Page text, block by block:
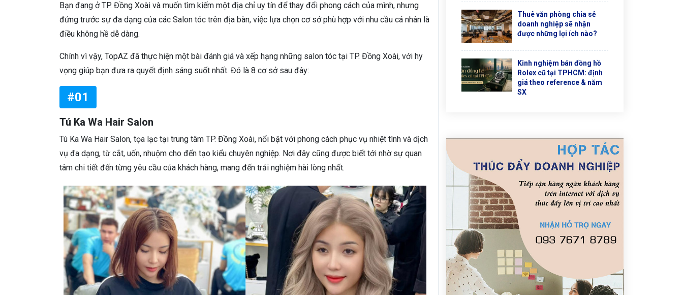
Bạn đang ở TP. Đồng Xoài và muốn tìm kiếm một địa chỉ uy tín để thay đổi phong cách của mình, nhưng
đứng trước sự đa dạng của các Salon tóc trên địa bàn, việc lựa chọn cơ sở phù hợp với nhu cầu cá nhân là
điều không hề dễ dàng.
Chính vì vậy, TopAZ đã thực hiện một bài đánh giá và xếp hạng những salon tóc tại TP. Đồng Xoài, với hy
vọng giúp bạn đưa ra quyết định sáng suốt nhất. Đó là 8 cơ sở sau đây:
#01
Tú Ka Wa Hair Salon
Tú Ka Wa Hair Salon, tọa lạc tại trung tâm TP. Đồng Xoài, nổi bật với phong cách phục vụ nhiệt tình và dịch
vụ đa dạng, từ cắt, uốn, nhuộm cho đến tạo kiểu chuyên nghiệp. Nơi đây cũng được biết tới nhờ sự quan
tâm chi tiết đến từng yêu cầu của khách hàng, mang đến trải nghiệm hài lòng nhất.
Thuê văn phòng chia sẻ
doanh nghiệp sẽ nhận
được những lợi ích nào?
Kinh nghiệm bán đồng hồ
Rolex cũ tại TPHCM: định
giá theo reference & năm
SX